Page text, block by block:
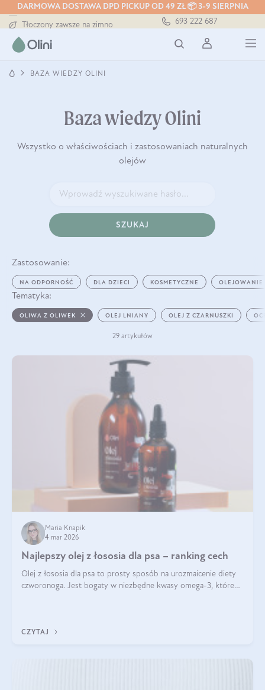
DARMOWA DOSTAWA DPD PICKUP OD 49 ZŁ 📦 3-9 SIERPNIA
Darmowa dostawa od 199 zł
Tłoczony zawsze na zimno
Darmowa dostawa od 199 zł
693 222 687
BAZA WIEDZY OLINI
Baza wiedzy Olini
Wszystko o właściwościach i zastosowaniach naturalnych
olejów
SZUKAJ
Zastosowanie:
NA ODPORNOŚĆ DLA DZIECI KOSMETYCZNE OLEJOWANIE
Tematyka:
OLIWA Z OLIWEK OLEJ LNIANY OLEJ Z CZARNUSZKI
29 artykułów
Maria Knapik
4 mar 2026
Najlepszy olej z łososia dla psa – ranking cech
Olej z łososia dla psa to prosty sposób na urozmaicenie diety
czworonoga. Jest bogaty w niezbędne kwasy omega-3, które
CZYTAJ